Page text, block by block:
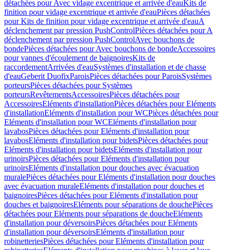
détachées pour Avec vidage excentrique et arrivée d'eauKits de
finition pour vidage excentrique et arrivée d'eauPièces détachées
pour Kits de finition pour vidage excentrique et arrivée d'eauA
déclenchement par pression PushControlPièces détachées pour A
déclenchement par pression PushControlAvec bouchons de
bondePièces détachées pour Avec bouchons de bondeAccessoires
pour vannes d'écoulement de baignoiresKits de
raccordementArrivées d'eauSystèmes d'installation et de chasse
d'eauGeberit DuofixParoisPièces détachées pour ParoisSystèmes
porteursPièces détachées pour Systèmes
porteursRevêtementsAccessoiresPièces détachées pour
AccessoiresEléments d'installationPièces détachées pour Eléments
d'installationEléments d'installation pour WCPièces détachées pour
Eléments d'installation pour WCEléments d'installation pour
lavabosPièces détachées pour Eléments d'installation pour
lavabosEléments d'installation pour bidetsPièces détachées pour
Eléments d'installation pour bidetsEléments d'installation pour
urinoirsPièces détachées pour Eléments d'installation pour
urinoirsEléments d'installation pour douches avec évacuation
muralePièces détachées pour Eléments d'installation pour douches
avec évacuation muraleEléments d'installation pour douches et
baignoiresPièces détachées pour Eléments d'installation pour
douches et baignoiresEléments pour séparations de douchePièces
détachées pour Eléments pour séparations de doucheEléments
d'installation pour déversoirsPièces détachées pour Eléments
d'installation pour déversoirsEléments d'installation pour
robinetteriesPièces détachées pour Eléments d'installation pour